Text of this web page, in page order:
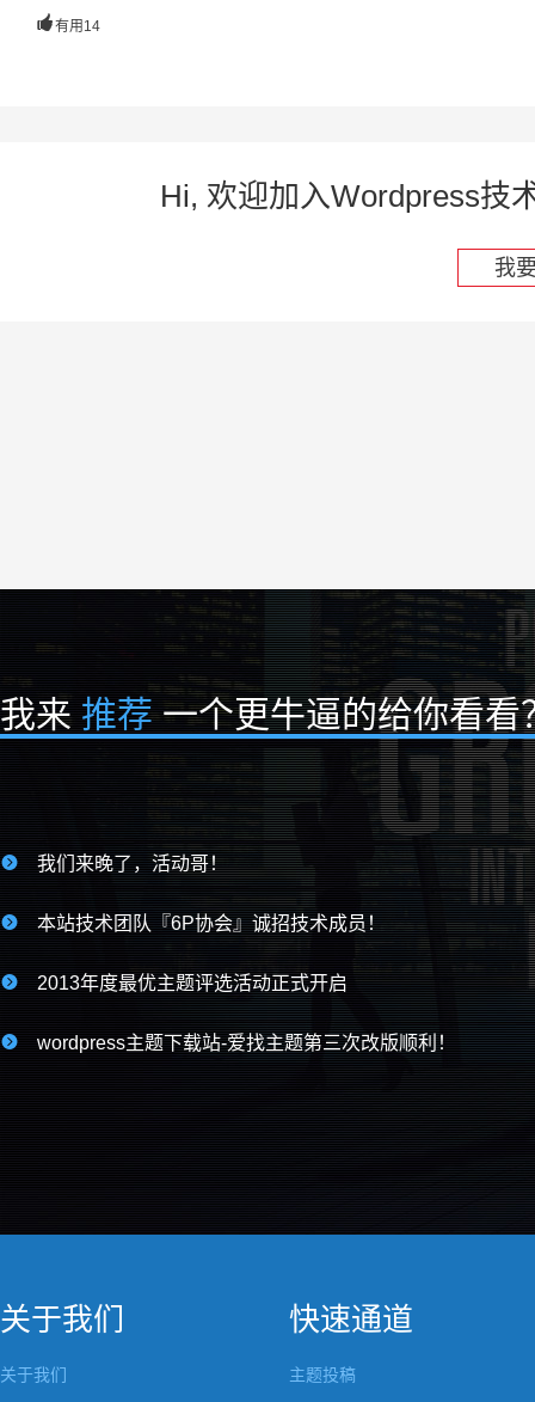
有用 14
Hi, 欢迎加入Wordpress技
我
我来 推荐 一个更牛逼的给你看看
 我们来晚了，活动哥！
 本站技术团队『6P协会』诚招技术成员！
 2013年度最优主题评选活动正式开启
 wordpress主题下载站-爱找主题第三次改版顺利！
关于我们
关于我们
快速通道
主题投稿